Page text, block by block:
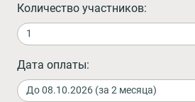
Количество участников:
Дата оплаты: